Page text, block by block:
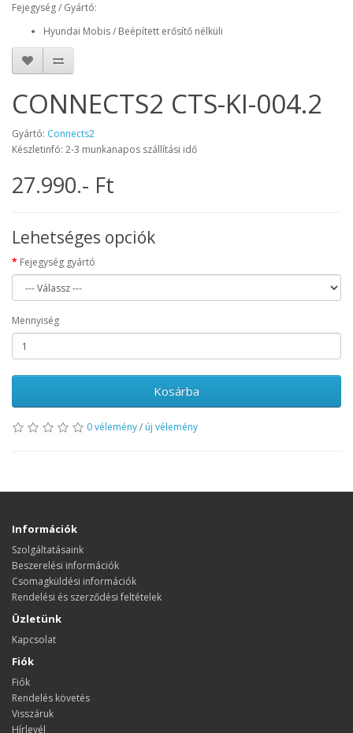
Fejegység / Gyártó:
Hyundai Mobis / Beépített erősítő nélküli
CONNECTS2 CTS-KI-004.2
Gyártó: Connects2
Készletinfó: 2-3 munkanapos szállítási idő
27.990.- Ft
Lehetséges opciók
Fejegység gyártó
Mennyiség
Kosárba
0 vélemény/ új vélemény
Információk
Szolgáltatásaink
Beszerelési információk
Csomagküldési információk
Rendelési és szerződési feltételek
Üzletünk
Kapcsolat
Fiók
Fiók
Rendelés követés
Visszáruk
Hírlevél